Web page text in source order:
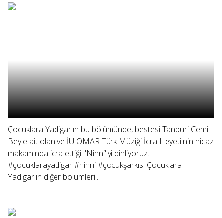
Çocuklara Yadigar'ın bu bölümünde, bestesi Tanburi Cemil
Bey'e ait olan ve İÜ OMAR Türk Müziği İcra Heyeti'nin hicaz
makamında icra ettiği "Ninni"yi dinliyoruz.
#çocuklarayadigar #ninni #çocukşarkısı Çocuklara
Yadigar'ın diğer bölümleri...